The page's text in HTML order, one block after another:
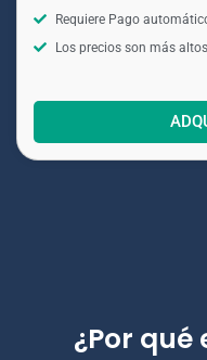
Requiere Pago
Los precios son más
¿Por qué